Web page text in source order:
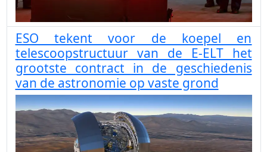
ESO tekent voor de koepel en
telescoopstructuur van de E-ELT het
grootste contract in de geschiedenis
van de astronomie op vaste grond